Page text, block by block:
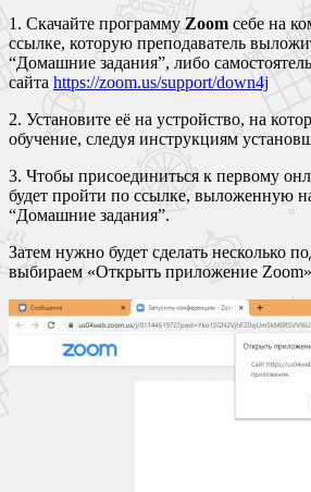
1. Скачайте программу Zoom себе на
ссылке, которую преподаватель
“Домашние задания”, либо
сайта https://zoom.us/support/down4j
2. Установите её на устройство, на
обучение, следуя инструкциям
3. Чтобы присоединиться к первому
будет пройти по ссылке, выложенную
“Домашние задания”.
Затем нужно будет сделать несколько
выбираем «Открыть приложение